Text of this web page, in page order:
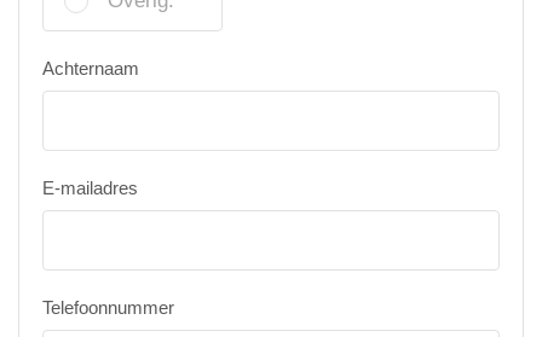
Achternaam
E-mailadres
Telefoonnummer